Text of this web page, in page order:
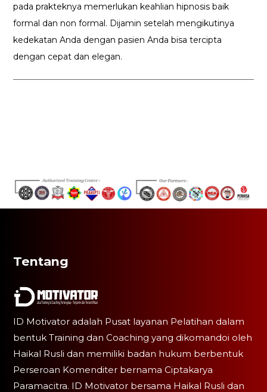
pada prakteknya memerlukan keahlian hipnosis baik
formal dan non formal. Dijamin setelah mengikutinya
kedekatan Anda dengan pasien Anda bisa tercipta
dengan cepat dan elegan.
Tentang
ID Motivator adalah Pusat layanan Pelatihan dalam
bentuk Training dan Coaching yang dikomandoi oleh
Haikal Rusli dan memiliki badan hukum berbentuk
Perseroan Komenditer bernama Ciptakarya
Paramacitra. ID Motivator bersama Haikal Rusli dan